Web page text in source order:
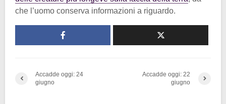
che l’uomo conserva informazioni a riguardo.
Accadde oggi: 24
giugno
Accadde oggi: 22
giugno